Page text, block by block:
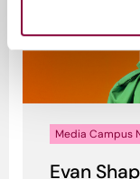
Media Campus
Evan